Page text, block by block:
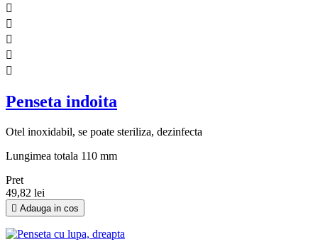





Penseta indoita
Otel inoxidabil, se poate steriliza, dezinfecta
Lungimea totala 110 mm
Pret
49,82 lei
 Adauga in cos